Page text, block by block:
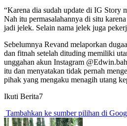
“Karena dia sudah update di IG Story
Nah itu permasalahannya di situ
jadi jelek. Selain nama jelek juga
Sebelumnya Revand melaporkan
dan fitnah setelah dituding memiliki
unggahan akun Instagram
itu dan menyatakan tidak pernah
pihak yang mengaku menagih utang
Ikuti Berita7
Tambahkan ke sumber pilihan di